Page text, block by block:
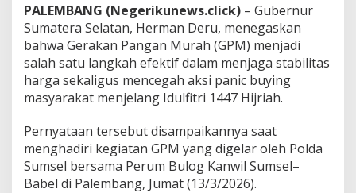
S
u
m
e
H
r
m
a
n
D
PALEMBANG (Negerikunews.click) – Gubernur
Sumatera Selatan, Herman Deru, menegaskan
bahwa Gerakan Pangan Murah (GPM) menjadi
salah satu langkah efektif dalam menjaga stabilitas
harga sekaligus mencegah aksi panic buying
masyarakat menjelang Idulfitri 1447 Hijriah.
Pernyataan tersebut disampaikannya saat
menghadiri kegiatan GPM yang digelar oleh Polda
Sumsel bersama Perum Bulog Kanwil Sumsel–
Babel di Palembang, Jumat (13/3/2026).